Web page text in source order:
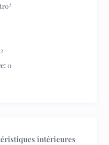
2
2
0
intérieures